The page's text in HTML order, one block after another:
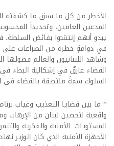
الأخطر من كل ما سبق ما كشفته
المدعين العامين، وتحديداً
يبدو أنهم إنتشـَوا بفائض السلطة،
في دوامةٍ خطرة من الصراعات
وشاهد اللبنانيون والعالم
القضاء غارقٌ في إشكالية البطء
السلوك سمةً ملتصقة بالقضاء في
* ما بين قضايا التعذيب وغياب
واقعية لتحصين لبنان من الإرهاب
المستويات: الأمنية والفكرية
الأجهزة الأمنية الذي كان الوزير